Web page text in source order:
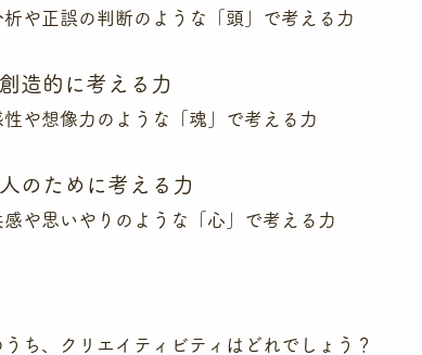
析や正誤の判断のような「頭」で考える力
造的に考える力
性や想像力のような「魂」で考える力
のために考える力
感や思いやりのような「心」で考える力
うち、クリエイティビティはどれでしょう？